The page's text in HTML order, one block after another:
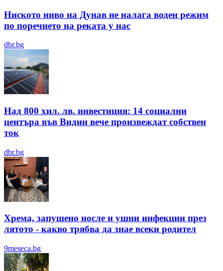
Ниското ниво на Дунав не налага воден режим
по поречието на реката у нас
dbr.bg
Над 800 хил. лв. инвестиция: 14 социални
центъра във Видин вече произвеждат собствен
ток
dbr.bg
Хрема, запушено носле и ушни инфекции през
лятотo - какво трябва да знае всеки родител
9meseca.bg